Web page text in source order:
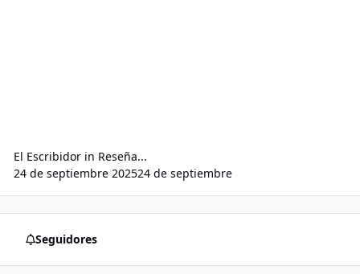
El Escribidorin Reseña...
24 de septiembre 202524 de septiembre
Seguidores